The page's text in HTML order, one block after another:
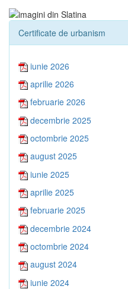
Certificate de urbanism
iunie 2026
aprilie 2026
februarie 2026
decembrie 2025
octombrie 2025
august 2025
iunie 2025
aprilie 2025
februarie 2025
decembrie 2024
octombrie 2024
august 2024
iunie 2024